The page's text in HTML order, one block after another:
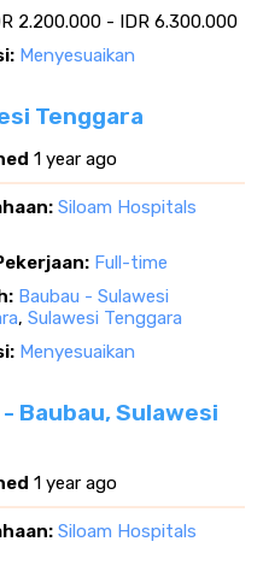
2.200.000 - IDR 6.300.000
Menyesuaikan
Tenggara
1 year ago
Siloam Hospitals
Full-time
Baubau - Sulawesi
, Sulawesi Tenggara
Menyesuaikan
Baubau, Sulawesi
1 year ago
Siloam Hospitals